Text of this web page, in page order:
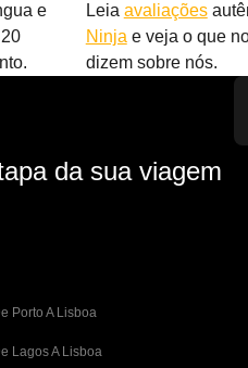
e
Leia avaliações
Ninja e veja o que
dizem sobre nós.
da sua viagem
Porto A Lisboa
Lagos A Lisboa